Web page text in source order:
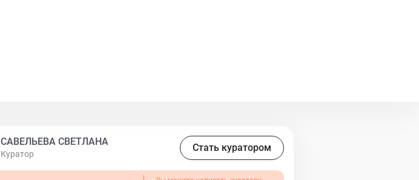
САВЕЛЬЕВА СВЕТЛАНА
Куратор
Стать куратором